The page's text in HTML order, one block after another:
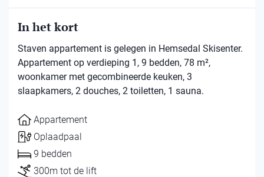
In het kort
Staven appartement is gelegen in Hemsedal Skisenter.
Appartement op verdieping 1, 9 bedden, 78 m²,
woonkamer met gecombineerde keuken, 3
slaapkamers, 2 douches, 2 toiletten, 1 sauna.
Appartement
Oplaadpaal
9 bedden
300m tot de lift